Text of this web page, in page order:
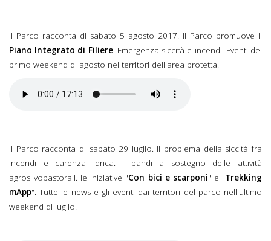
Il Parco racconta di sabato 5 agosto 2017. Il Parco promuove il
Piano Integrato di Filiere. Emergenza siccità e incendi. Eventi del
primo weekend di agosto nei territori dell'area protetta.
Il Parco racconta di sabato 29 luglio. Il problema della siccità fra
incendi e carenza idrica. i bandi a sostegno delle attività
agrosilvopastorali. le iniziative "Con bici e scarponi" e "Trekking
mApp". Tutte le news e gli eventi dai territori del parco nell'ultimo
weekend di luglio.